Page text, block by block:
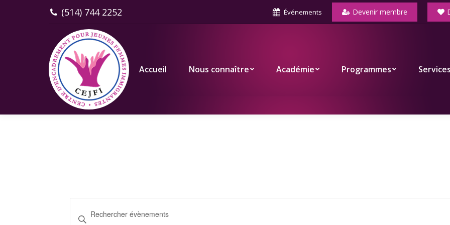
(514) 744 2252 Événements Devenir membre
Accueil Nous connaître Académie Programmes Services
Recherche
Accueil Académie Programmes Services